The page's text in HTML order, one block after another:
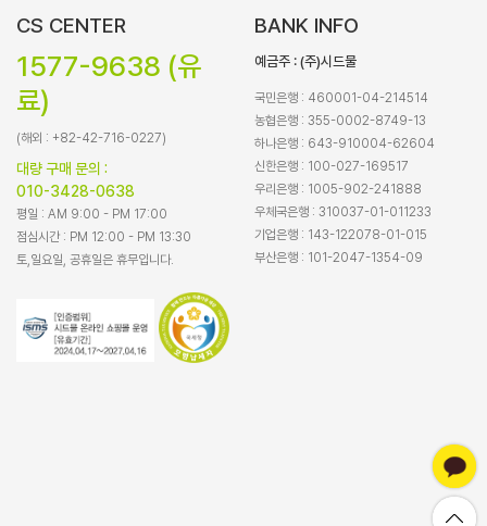
CS CENTER
1577-9638 (유
료)
(해외 : +82-42-716-0227)
대량 구매 문의 :
010-3428-0638
평일 : AM 9:00 - PM 17:00
점심시간 : PM 12:00 - PM 13:30
토,일요일, 공휴일은 휴무입니다.
BANK INFO
예금주 : (주)시드물
국민은행 : 460001-04-214514
농협은행 : 355-0002-8749-13
하나은행 : 643-910004-62604
신한은행 : 100-027-169517
우리은행 : 1005-902-241888
우체국은행 : 310037-01-011233
기업은행 : 143-122078-01-015
부산은행 : 101-2047-1354-09